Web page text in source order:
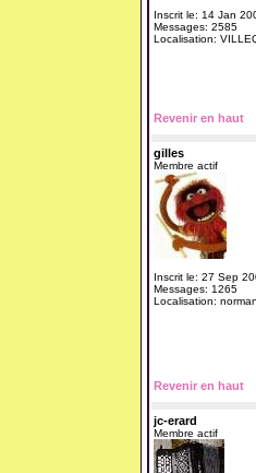
Inscrit le: 14 Jan
Messages: 2585
Localisation:
Revenir en haut
gilles
Membre actif
Inscrit le: 27 Sep
Messages: 1265
Localisation:
Revenir en haut
jc-erard
Membre actif